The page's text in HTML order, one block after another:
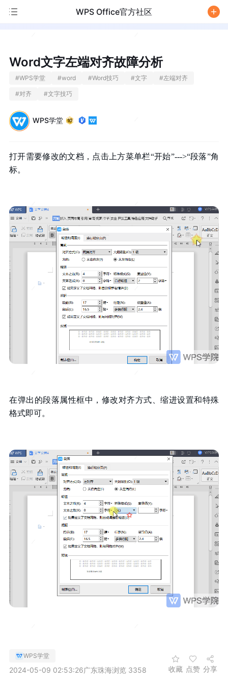
WPS Office官方社区
Word文字左端对齐故障分析
#WPS学堂 #word #Word技巧 #文字 #左端对齐
#对齐 #文字技巧
WPS学堂
打开需要修改的文档，点击上方菜单栏“开始”--->“段落”角
标。
在弹出的段落属性框中，修改对齐方式、缩进设置和特殊
格式即可。
WPS学堂
2024-05-09 02:53:26广东珠海浏览 3358 收藏 点赞 分享